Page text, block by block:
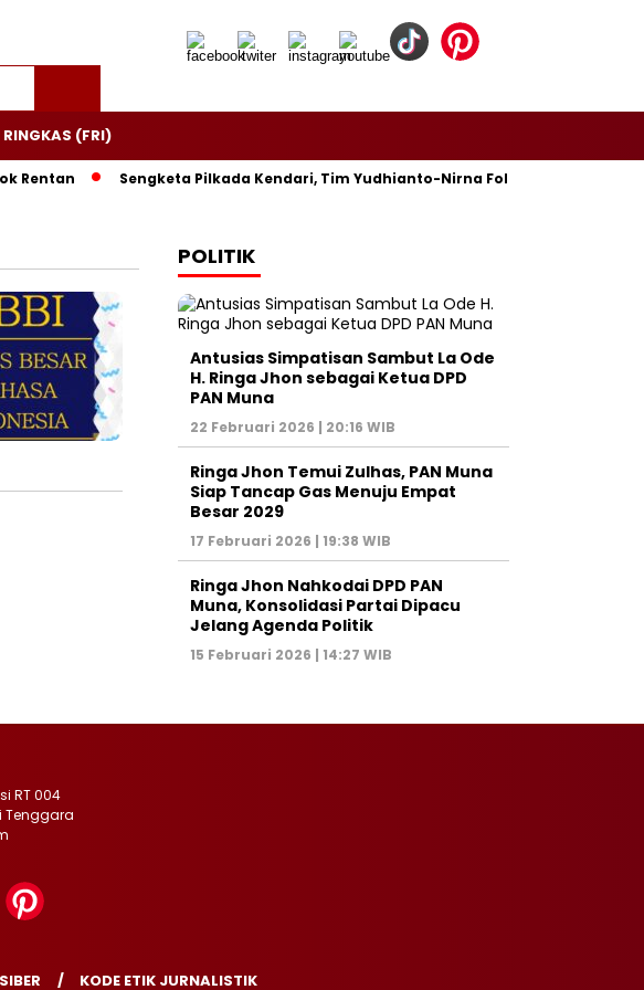
RINGKAS (FRI)
Rentan Sengketa Pilkada Kendari, Tim Yudhianto-Nirna Fokus Siapkan Bukti
POLITIK
Antusias Simpatisan Sambut La Ode
H. Ringa Jhon sebagai Ketua DPD
PAN Muna
22 Februari 2026 | 20:16 WIB
Ringa Jhon Temui Zulhas, PAN Muna
Siap Tancap Gas Menuju Empat
Besar 2029
17 Februari 2026 | 19:38 WIB
Ringa Jhon Nahkodai DPD PAN
Muna, Konsolidasi Partai Dipacu
Jelang Agenda Politik
15 Februari 2026 | 14:27 WIB
RT 004
Tenggara
KODE ETIK JURNALISTIK